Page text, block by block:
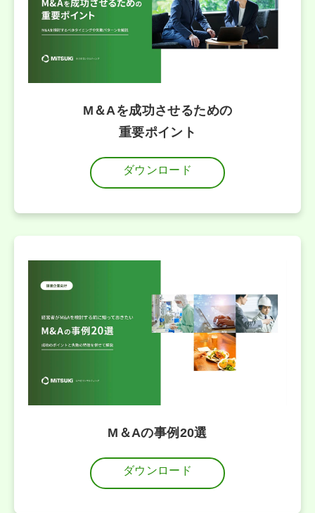
M＆Aを成功させるための
重要ポイント
ダウンロード
M＆Aの事例20選
ダウンロード